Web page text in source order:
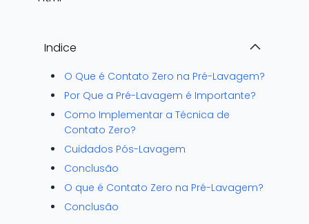
Indice
O Que é Contato Zero na Pré-Lavagem?
Por Que a Pré-Lavagem é Importante?
Como Implementar a Técnica de
Contato Zero?
Cuidados Pós-Lavagem
Conclusão
O que é Contato Zero na Pré-Lavagem?
Conclusão